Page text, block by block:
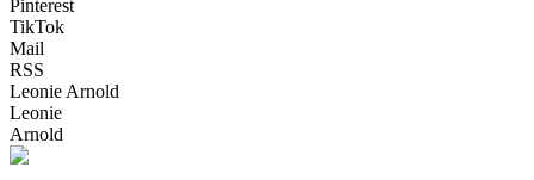
Pinterest
TikTok
Mail
RSS
Leonie Arnold
Leonie
Arnold